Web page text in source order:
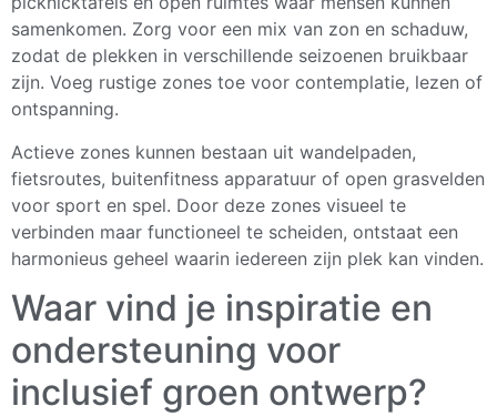
samenkomen. Zorg voor een mix van zon en schaduw,
zodat de plekken in verschillende seizoenen bruikbaar
zijn. Voeg rustige zones toe voor contemplatie, lezen of
ontspanning.
Actieve zones kunnen bestaan uit wandelpaden,
fietsroutes, buitenfitness apparatuur of open grasvelden
voor sport en spel. Door deze zones visueel te
verbinden maar functioneel te scheiden, ontstaat een
harmonieus geheel waarin iedereen zijn plek kan vinden.
Waar vind je inspiratie en
ondersteuning voor
inclusief groen ontwerp?